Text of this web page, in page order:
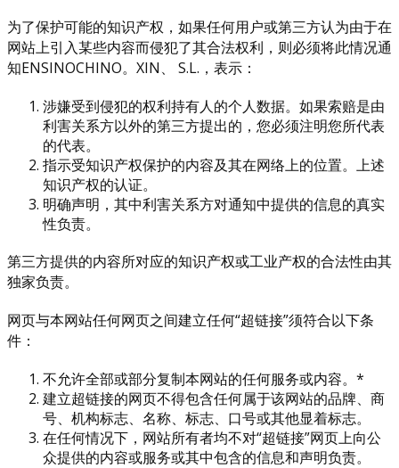
为了保护可能的知识产权，如果任何用户或第三方认为由于在
网站上引入某些内容而侵犯了其合法权利，则必须将此情况通
知ENSINOCHINO。XIN、 S.L.，表示：
涉嫌受到侵犯的权利持有人的个人数据。如果索赔是由
利害关系方以外的第三方提出的，您必须注明您所代表
的代表。
指示受知识产权保护的内容及其在网络上的位置。上述
知识产权的认证。
明确声明，其中利害关系方对通知中提供的信息的真实
性负责。
第三方提供的内容所对应的知识产权或工业产权的合法性由其
独家负责。
网页与本网站任何网页之间建立任何“超链接”须符合以下条
件：
不允许全部或部分复制本网站的任何服务或内容。*
建立超链接的网页不得包含任何属于该网站的品牌、商
号、机构标志、名称、标志、口号或其他显着标志。
在任何情况下，网站所有者均不对“超链接”网页上向公
众提供的内容或服务或其中包含的信息和声明负责。